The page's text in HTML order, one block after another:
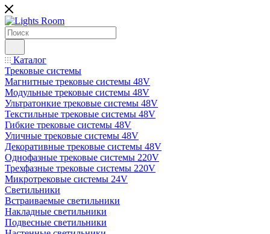
Каталог
Трековые системы
Магнитные трековые системы 48V
Модульные трековые системы 48V
Ультратонкие трековые системы 48V
Текстильные трековые системы 48V
Гибкие трековые системы 48V
Уличные трековые системы 48V
Декоративные трековые системы 48V
Однофазные трековые системы 220V
Трехфазные трековые системы 220V
Микротрековые системы 24V
Светильники
Встраиваемые светильники
Накладные светильники
Подвесные светильники